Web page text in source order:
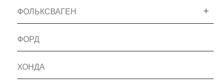
ФОЛЬКСВАГЕН
ФОРД
ХОНДА